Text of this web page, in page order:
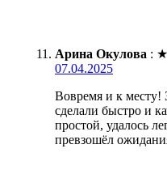
Арина Окулова : ★
07.04.2025
Вовремя и к месту!
сделали быстро и
простой, удалось
превзошёл